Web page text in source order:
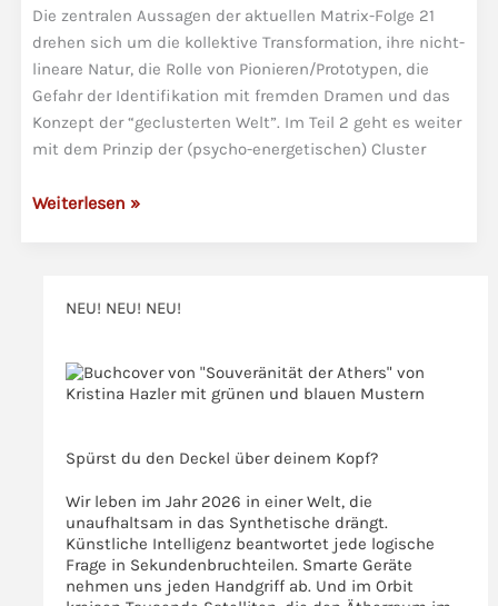
Rückkehr,
die
ein
Fortschritt
ist
Die zentralen Aussagen der aktuellen Matrix-Folge 21
drehen sich um die kollektive Transformation, ihre nicht-
lineare Natur, die Rolle von Pionieren/Prototypen, die
Gefahr der Identifikation mit fremden Dramen und das
Konzept der “geclusterten Welt”. Im Teil 2 geht es weiter
mit dem Prinzip der (psycho-energetischen) Cluster
Matrix
unserer
Weiterlesen »
NEU! NEU! NEU!
Spürst du den Deckel über deinem Kopf?
Wir leben im Jahr 2026 in einer Welt, die
unaufhaltsam in das Synthetische drängt.
Künstliche Intelligenz beantwortet jede logische
Frage in Sekundenbruchteilen. Smarte Geräte
nehmen uns jeden Handgriff ab. Und im Orbit